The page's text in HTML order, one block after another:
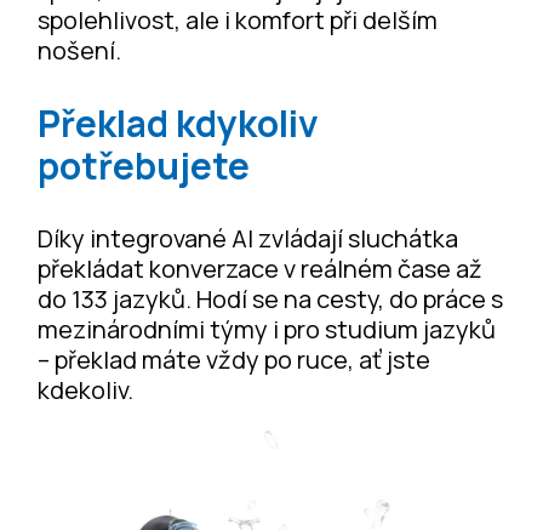
spolehlivost, ale i komfort při delším
nošení.
Překlad kdykoliv
potřebujete
Díky integrované AI zvládají sluchátka
překládat konverzace v reálném čase až
do 133 jazyků. Hodí se na cesty, do práce s
mezinárodními týmy i pro studium jazyků
– překlad máte vždy po ruce, ať jste
kdekoliv.